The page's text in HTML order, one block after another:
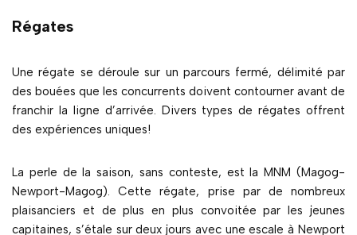
Régates
Une régate se déroule sur un parcours fermé, délimité par
des bouées que les concurrents doivent contourner avant de
franchir la ligne d’arrivée. Divers types de régates offrent
des expériences uniques!
La perle de la saison, sans conteste, est la MNM (Magog-
Newport-Magog). Cette régate, prise par de nombreux
plaisanciers et de plus en plus convoitée par les jeunes
capitaines, s’étale sur deux jours avec une escale à Newport